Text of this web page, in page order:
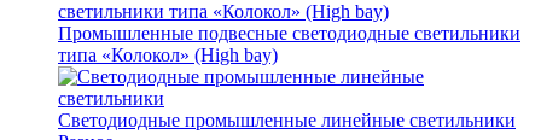
Промышленные подвесные cветодиодные светильники
типа «Колокол» (High bay)
Светодиодные промышленные линейные светильники